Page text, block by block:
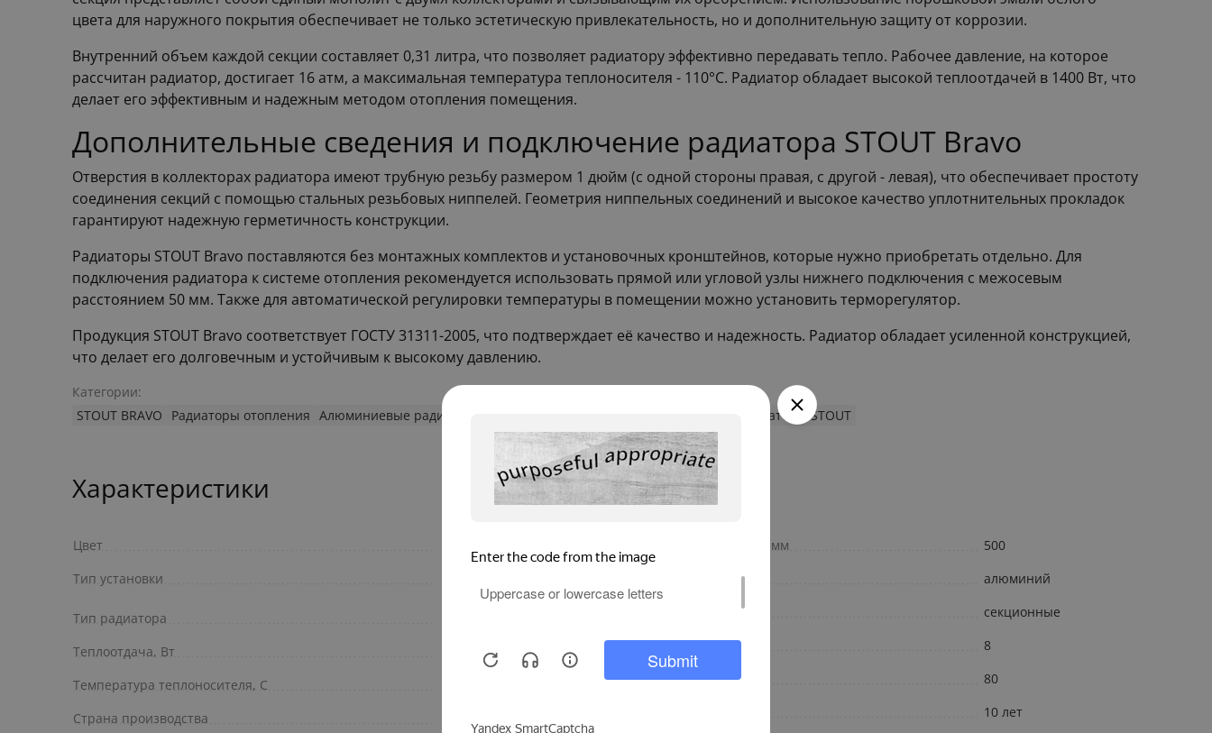
цвета для наружного покрытия обеспечивает не только эстетическую привлекательность, но и дополнительную защиту от коррозии.
Внутренний объем каждой секции составляет 0,31 литра, что позволяет радиатору эффективно передавать тепло. Рабочее давление, на которое
рассчитан радиатор, достигает 16 атм, а максимальная температура теплоносителя - 110°C. Радиатор обладает высокой теплоотдачей в 1400 Вт, что
делает его эффективным и надежным методом отопления помещения.
Дополнительные сведения и подключение радиатора STOUT Bravo
Отверстия в коллекторах радиатора имеют трубную резьбу размером 1 дюйм (с одной стороны правая, с другой - левая), что обеспечивает простоту
соединения секций с помощью стальных резьбовых ниппелей. Геометрия ниппельных соединений и высокое качество уплотнительных прокладок
гарантируют надежную герметичность конструкции.
Радиаторы STOUT Bravo поставляются без монтажных комплектов и установочных кронштейнов, которые нужно приобретать отдельно. Для
подключения радиатора к системе отопления рекомендуется использовать прямой или угловой узлы нижнего подключения с межосевым
расстоянием 50 мм. Также для автоматической регулировки температуры в помещении можно установить терморегулятор.
Продукция STOUT Bravo соответствует ГОСТУ 31311-2005, что подтверждает её качество и надежность. Радиатор обладает усиленной конструкцией,
что делает его долговечным и устойчивым к высокому давлению.
Категории:
STOUT BRAVO
Радиаторы отопления Алюминиевые радиаторы отопления Алюминиевые секционные радиаторы STOUT
Характеристики
Цвет
Тип установки
Тип радиатора
алюминиевый
Теплоотдача, Вт
Температура теплоносителя, С
Страна производства
Межосевое расстояние, мм
500
алюминий
секционные
Количество секций
8
Глубина, мм
80
10 лет